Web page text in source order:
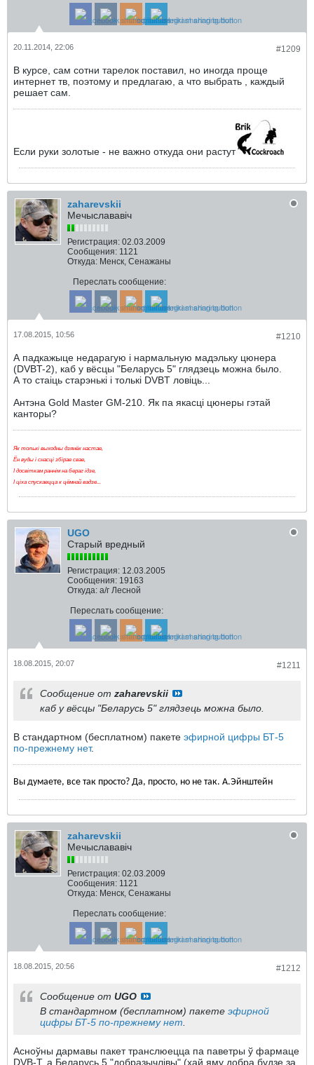
#1209
20.11.2014, 22:06
В курсе, сам сотни тарелок поставил, но иногда проще
интернет тв, поэтому и предлагаю, а что выбрать , каждый
решает сам.
Если руки золотые - не важно откуда они растут
zaharevskii
Мечыслававіч
Регистрация: 02.03.2009
Сообщения: 1121
Откуда: Менск, Сенажаны
Переслать сообщение:
#1210
17.08.2015, 10:56
А падкажыце недарагую і нармальную мадэльку цюнера
(DVBT-2), каб у вёсцы "Беларусь 5" глядзець можна было.
А то стаіць старэнькі і толькі DVBT ловіць...
Антэна Gold Master GM-210. Як па якасці цюнеры гэтай
канторы?
Як толькі выходны дзянёк настае,
Ён вуды і снасці збірае свае,
І досвіткам раннім на бераг ідзе,
І ціха спускаецца к цёмнай вадзе...
UGO
Старый вредный
Регистрация: 12.03.2005
Сообщения: 19163
Откуда: а/г Лесной
Переслать сообщение:
#1211
18.08.2015, 20:07
Сообщение от zaharevskii
каб у вёсцы "Беларусь 5" глядзець можна было.
В стандартном (бесплатном) пакете эфирной цифры БТ-5
по-прежнему нет.
Вы думаете, все так просто? Да, просто, но не так. А.Эйнштейн
zaharevskii
Мечыслававіч
Регистрация: 02.03.2009
Сообщения: 1121
Откуда: Менск, Сенажаны
Переслать сообщение:
#1212
18.08.2015, 20:56
Сообщение от UGO
В стандартном (бесплатном) пакете эфирной
цифры БТ-5 по-прежнему нет
Асноўны дармавы пакет транслюецца па паветры ў фармаце
DVB-T, а Беларусь 5 "добразычлівы" (хай яму добра будзе за